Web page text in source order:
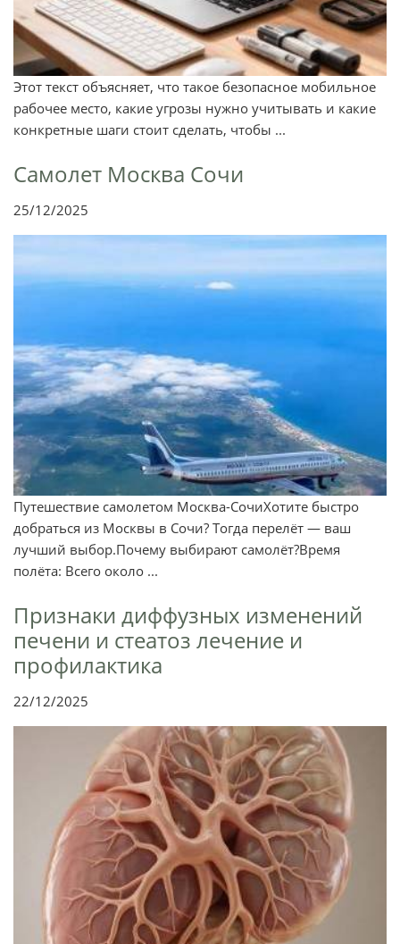
Этот текст объясняет, что такое безопасное мобильное
рабочее место, какие угрозы нужно учитывать и какие
конкретные шаги стоит сделать, чтобы ...
Самолет Москва Сочи
25/12/2025
Путешествие самолетом Москва-СочиХотите быстро
добраться из Москвы в Сочи? Тогда перелёт — ваш
лучший выбор.Почему выбирают самолёт?Время
полёта: Всего около ...
Признаки диффузных изменений
печени и стеатоз лечение и
профилактика
22/12/2025